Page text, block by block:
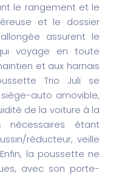
le rangement et le
et le dossier
assurent le
voyage en toute
et aux harnais
Trio Juli se
auto amovible,
de la voiture à la
nécessaires étant
réducteur, veille
la poussette ne
avec son porte-